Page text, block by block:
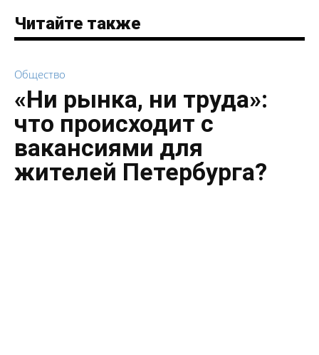
Читайте также
Общество
«Ни рынка, ни труда»:
что происходит с
вакансиями для
жителей Петербурга?